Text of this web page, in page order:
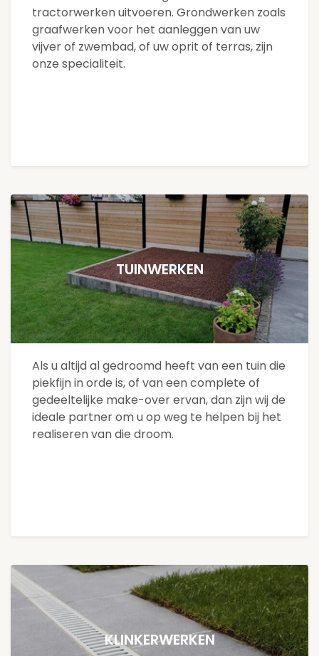
tractorwerken uitvoeren. Grondwerken zoals
graafwerken voor het aanleggen van uw
vijver of zwembad, of uw oprit of terras, zijn
onze specialiteit.
TUINWERKEN
Als u altijd al gedroomd heeft van een tuin die
piekfijn in orde is, of van een complete of
gedeeltelijke make-over ervan, dan zijn wij de
ideale partner om u op weg te helpen bij het
realiseren van die droom.
KLINKERWERKEN